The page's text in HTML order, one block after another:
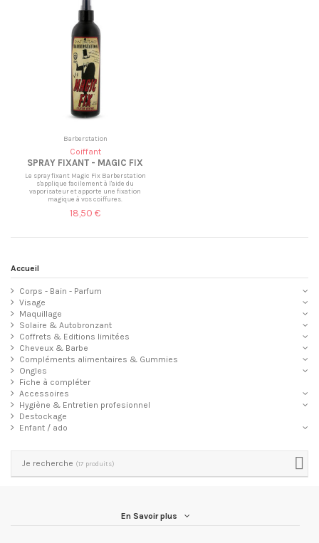
Barberstation
Coiffant
SPRAY FIXANT - MAGIC FIX
Le spray fixant Magic Fix Barberstation
s'applique facilement à l'aide du
vaporisateur et apporte une fixation
magique à vos coiffures.
18,50 €
Accueil
Corps - Bain - Parfum
Visage
Maquillage
Solaire & Autobronzant
Coffrets & Editions limitées
Cheveux & Barbe
Compléments alimentaires & Gummies
Ongles
Fiche à compléter
Accessoires
Hygiène & Entretien profesionnel
Destockage
Enfant / ado
Je recherche (17 produits)
En Savoir plus